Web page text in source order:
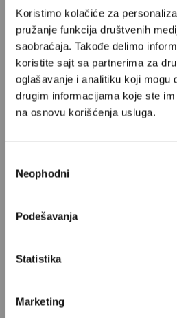
Koristimo kolačiće za
pružanje funkcija društvenih
saobraćaja. Takođe delimo
koristite sajt sa partnerima za
oglašavanje i analitiku koji mogu
drugim informacijama koje ste
na osnovu korišćenja usluga.
сагласности
Neophodni
Podešavanja
Statistika
Marketing
posla, borba za goli opstanak,
odlaskom u inostranstvo zbog
Univerziteta.
Poštovani, da biste
odaberete jedan od